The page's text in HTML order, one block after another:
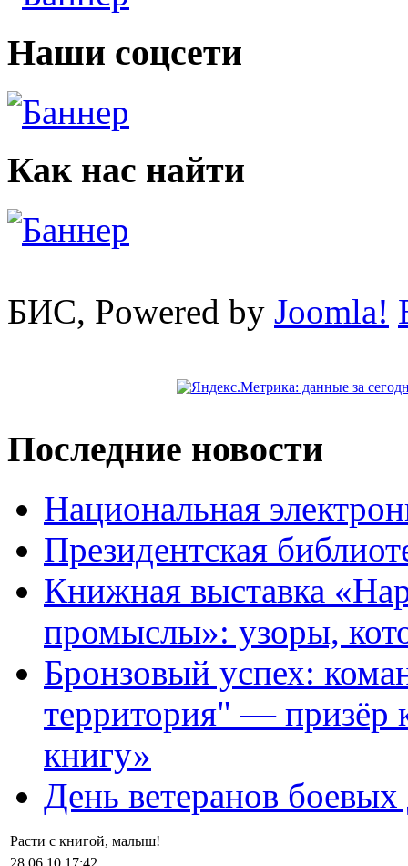
Наши соцсети
Как нас найти
БИС, Powered by Joomla!
Последние новости
Национальная
Президентская
Книжная выставка
промыслы»: узоры,
Бронзовый успех:
территория" — призёр
книгу»
День ветеранов
Расти с книгой, малыш!
28.06.10 17:42